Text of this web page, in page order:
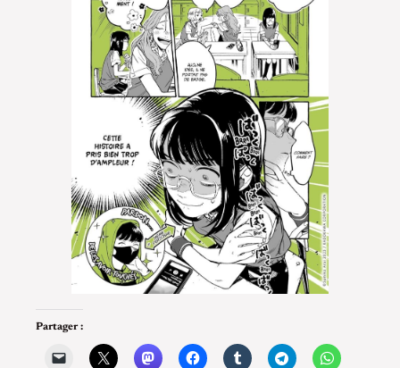
Partager :